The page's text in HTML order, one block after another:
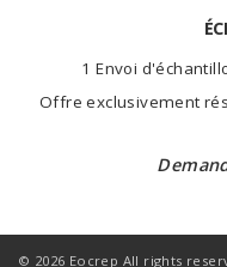
1 Envoi
Offre exclusivement
© 2026 Eocrep All rights